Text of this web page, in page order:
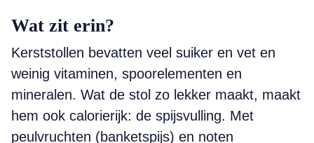
Wat zit erin?
Kerststollen bevatten veel suiker en vet en
weinig vitaminen, spoorelementen en
mineralen. Wat de stol zo lekker maakt, maakt
hem ook calorierijk: de spijsvulling. Met
peulvruchten (banketspijs) en noten